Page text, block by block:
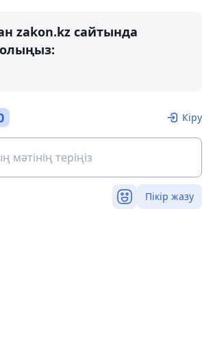
zakon.kz сайтында
Кіру
Пікір жазу